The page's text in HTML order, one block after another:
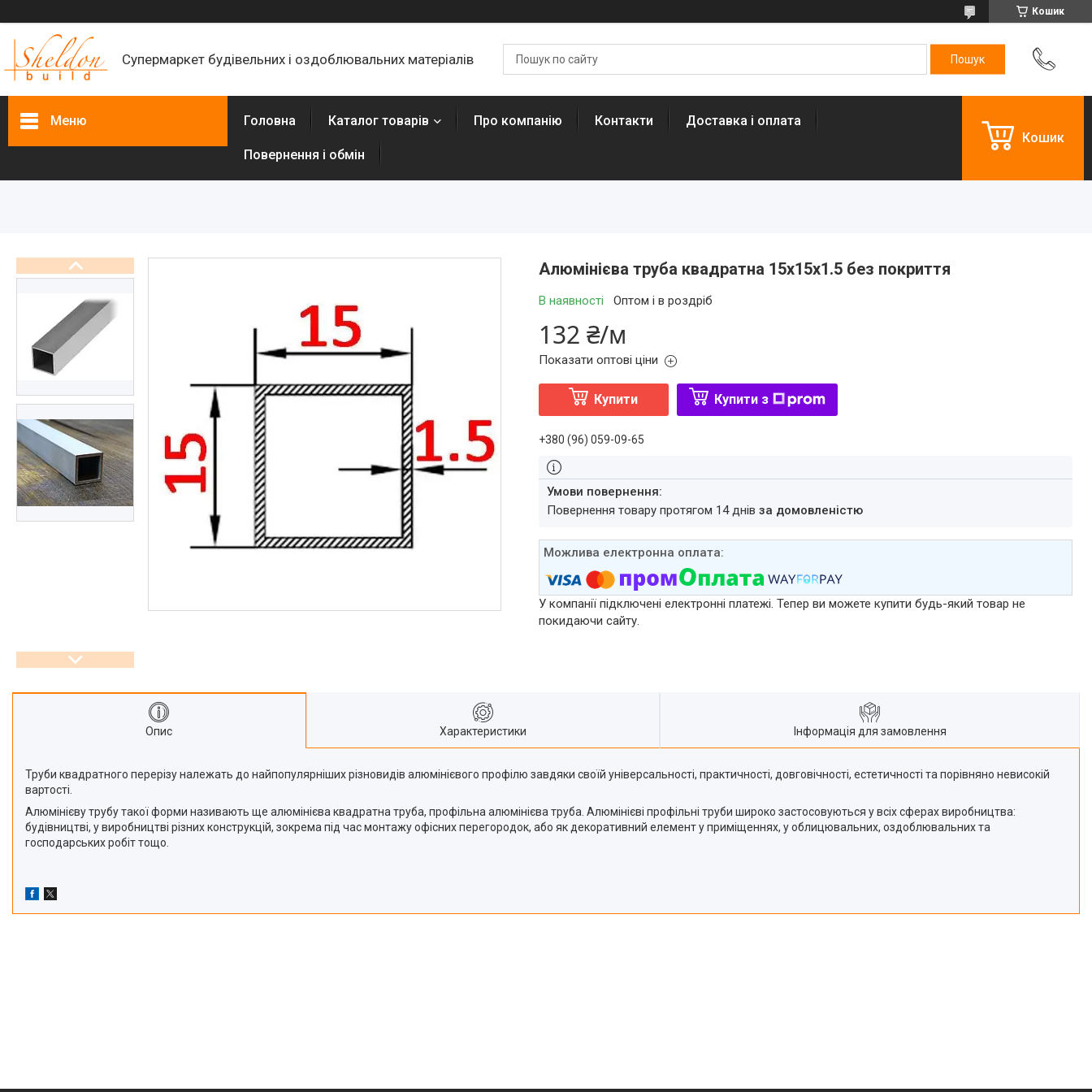
Кошик
Супермаркет будівельних і оздоблювальних матеріалів
Меню Головна Каталог товарів Про компанію Контакти Доставка і оплата
Повернення і обмін
Кошик
Алюмінієва труба квадратна 15х15х1.5 без покриття
В наявності Оптом і в роздріб
132 ₴/м
Показати оптові ціни
Купити Купити з
+380 (96) 059-09-65
повернення товару протягом 14 днів за домовленістю
У компанії підключені електронні платежі. Тепер ви можете купити будь-який товар не
покидаючи сайту.
Опис Характеристики Інформація для замовлення
Труби квадратного перерізу належать до найпопулярніших різновидів алюмінієвого профілю завдяки своїй універсальності, практичності, довговічності, естетичності та порівняно невисокій
вартості.
Алюмінієву трубу такої форми називають ще алюмінієва квадратна труба, профільна алюмінієва труба. Алюмінієві профільні труби широко застосовуються у всіх сферах виробництва:
будівництві, у виробництві різних конструкцій, зокрема під час монтажу офісних перегородок, або як декоративний елемент у приміщеннях, у облицювальних, оздоблювальних та
господарських робіт тощо.